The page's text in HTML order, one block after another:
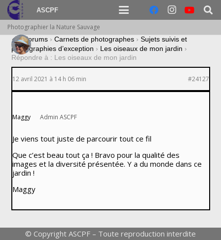
ASCPF
Photographier la Nature Sauvage
› Forums › Carnets de photographes › Sujets suivis et
photographies d’exception › Les oiseaux de mon jardin ›
Répondre à : Les oiseaux de mon jardin
12 avril 2021 à 14 h 06 min #24127
Maggy Admin ASCPF
Je viens tout juste de parcourir tout ce fil
Que c’est beau tout ça ! Bravo pour la qualité des
images et la diversité présentée. Y a du monde dans ce
jardin !
Maggy
© Copyright ASCPF – Toute reproduction interdite